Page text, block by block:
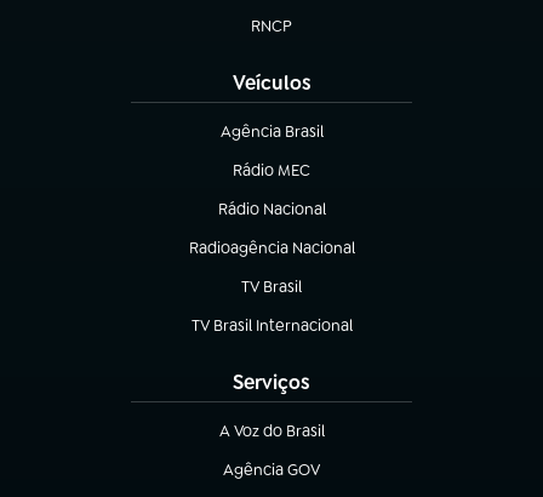
RNCP
(abre em nova aba)
Veículos
Agência Brasil
(abre em nova aba)
Rádio MEC
Rádio Nacional
(abre em nova aba)
Radioagência Nacional
(abre em nova aba)
TV Brasil
(abre em nova aba)
TV Brasil Internacional
(abre em nova aba)
Serviços
A Voz do Brasil
(abre em nova aba)
Agência GOV
(abre em nova aba)